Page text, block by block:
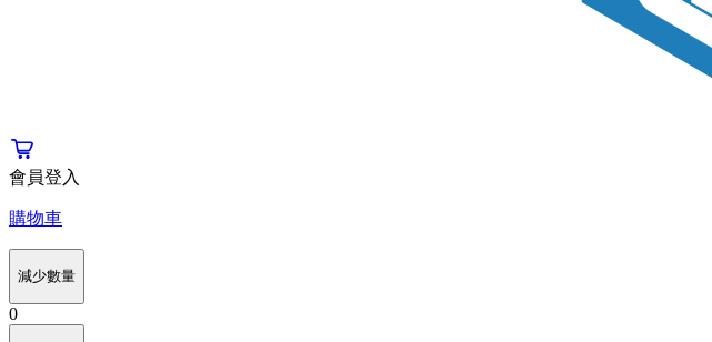
會員登入
購物車
減少數量
0